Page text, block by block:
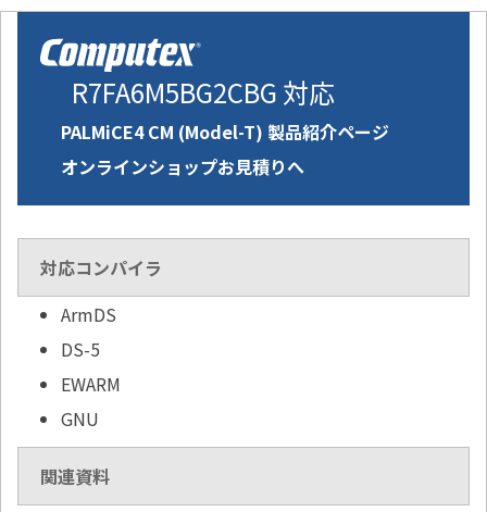
R7FA6M5BG2CBG 対応
PALMiCE4 CM (Model-T) 製品紹介ページ
オンラインショップお見積りへ
対応コンパイラ
ArmDS
DS-5
EWARM
GNU
関連資料